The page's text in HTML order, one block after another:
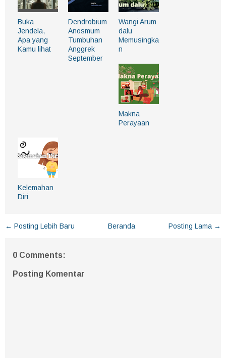
Buka
Jendela,
Apa yang
Kamu lihat
Dendrobium
Anosmum
Tumbuhan
Anggrek
September
Wangi Arum
dalu
Memusingka
n
Makna
Perayaan
Kelemahan
Diri
← Posting Lebih Baru Posting Lama →
Beranda
0 Comments:
Posting Komentar